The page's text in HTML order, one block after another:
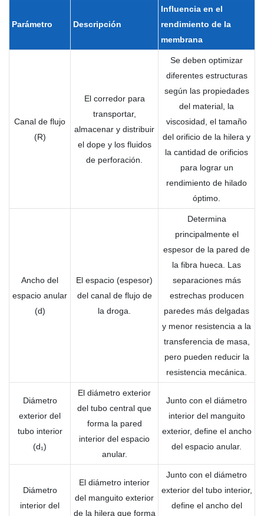
Parámetro Descripción
Influencia en el
rendimiento de la
membrana
Canal de flujo
(R)
El corredor para
transportar,
almacenar y distribuir
el dope y los fluidos
de perforación.
Se deben optimizar
diferentes estructuras
según las propiedades
del material, la
viscosidad, el tamaño
del orificio de la hilera y
la cantidad de orificios
para lograr un
rendimiento de hilado
óptimo.
Ancho del
espacio anular
(d)
El espacio (espesor)
del canal de flujo de
la droga.
Determina
principalmente el
espesor de la pared de
la fibra hueca. Las
separaciones más
estrechas producen
paredes más delgadas
y menor resistencia a la
transferencia de masa,
pero pueden reducir la
resistencia mecánica.
Diámetro
exterior del
tubo interior
(d₁)
El diámetro exterior
del tubo central que
forma la pared
interior del espacio
anular.
Junto con el diámetro
interior del manguito
exterior, define el ancho
del espacio anular.
Diámetro
interior del
El diámetro interior
del manguito exterior
de la hilera que forma
Junto con el diámetro
exterior del tubo interior,
define el ancho del